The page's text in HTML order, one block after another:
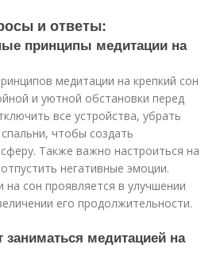
и ответы:
принципы медитации на
медитации на крепкий сон
и уютной обстановки перед
все устройства, убрать
чтобы создать
Также важно настроиться на
негативные эмоции.
на сон проявляется в улучшении
его продолжительности.
заниматься медитацией на